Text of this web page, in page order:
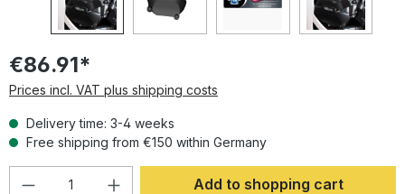
€86.91*
Prices incl. VAT plus shipping costs
Delivery time: 3-4 weeks
Free shipping from €150 within Germany
Product Quantity: Enter the desired
Add to shopping cart